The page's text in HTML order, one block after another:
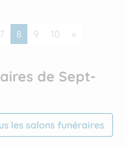
7 8 9 10 »Suivant
de Sept-
les salons funéraires